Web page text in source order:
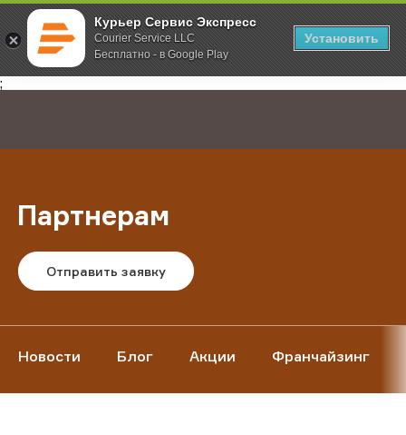
Курьер Сервис Экспресс
Courier Service LLC
Бесплатно - в Google Play
Установить
;
Главная О компании Партнерам
Партнерам
Отправить заявку
Новости Блог Акции Франчайзинг